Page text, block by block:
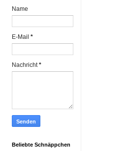
Name
E-Mail *
Nachricht*
Beliebte Schnäppchen